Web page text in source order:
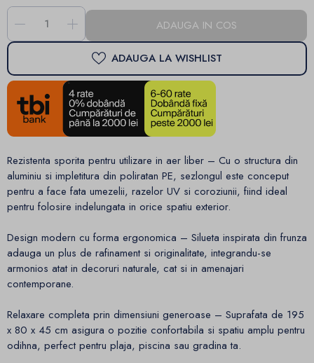
- + ADAUGA IN COS
ADAUGA LA WISHLIST
Rezistenta sporita pentru utilizare in aer liber – Cu o structura din
aluminiu si impletitura din poliratan PE, sezlongul este conceput
pentru a face fata umezelii, razelor UV si coroziunii, fiind ideal
pentru folosire indelungata in orice spatiu exterior.
Design modern cu forma ergonomica – Silueta inspirata din frunza
adauga un plus de rafinament si originalitate, integrandu-se
armonios atat in decoruri naturale, cat si in amenajari
contemporane.
Relaxare completa prin dimensiuni generoase – Suprafata de 195
x 80 x 45 cm asigura o pozitie confortabila si spatiu amplu pentru
odihna, perfect pentru plaja, piscina sau gradina ta.